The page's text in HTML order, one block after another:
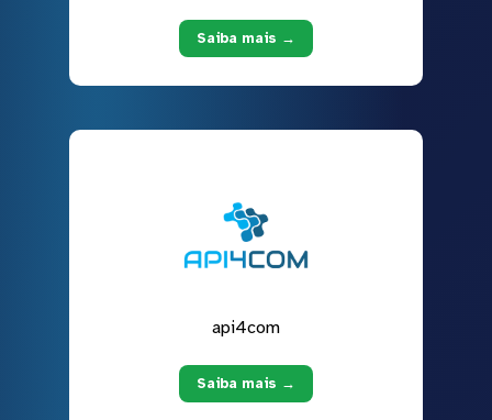
Saiba mais →
api4com
Saiba mais →